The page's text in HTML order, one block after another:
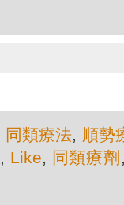
同類療法, 順勢
, Like, 同類療劑